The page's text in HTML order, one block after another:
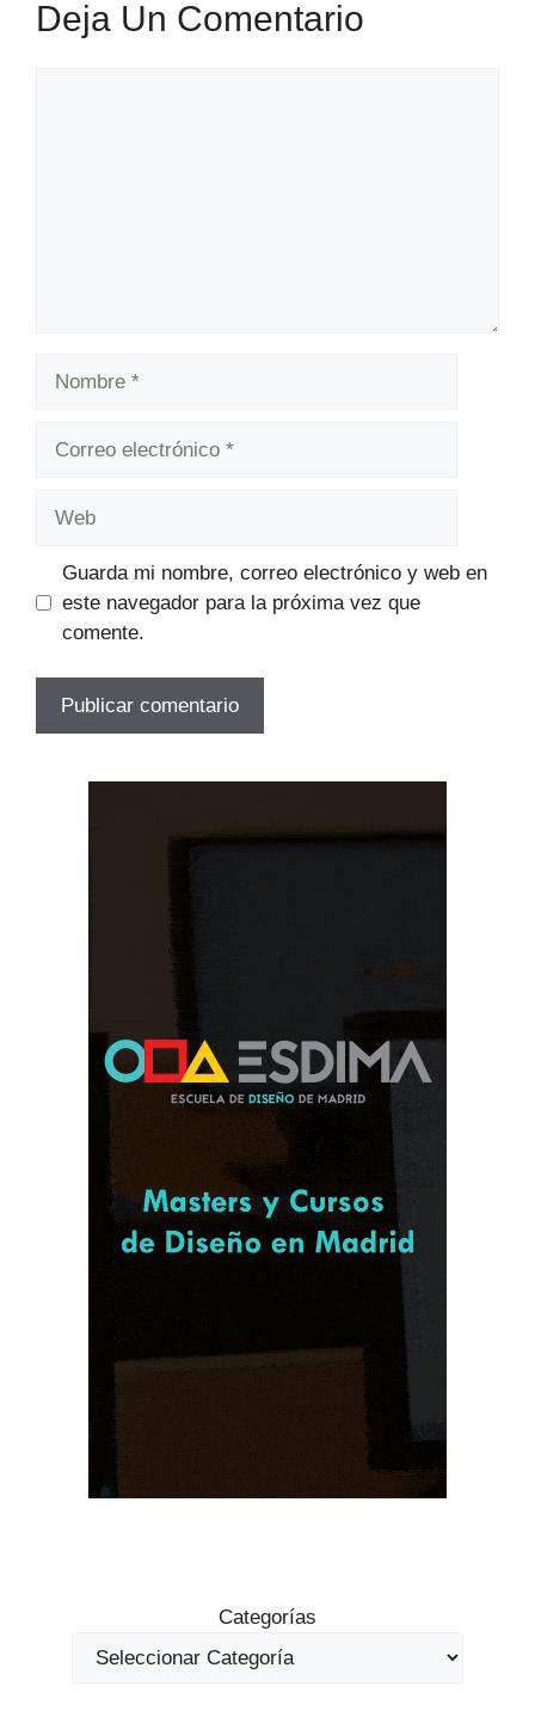
Deja Un Comentario
Guarda mi nombre, correo electrónico y web en
este navegador para la próxima vez que
comente.
Categorías